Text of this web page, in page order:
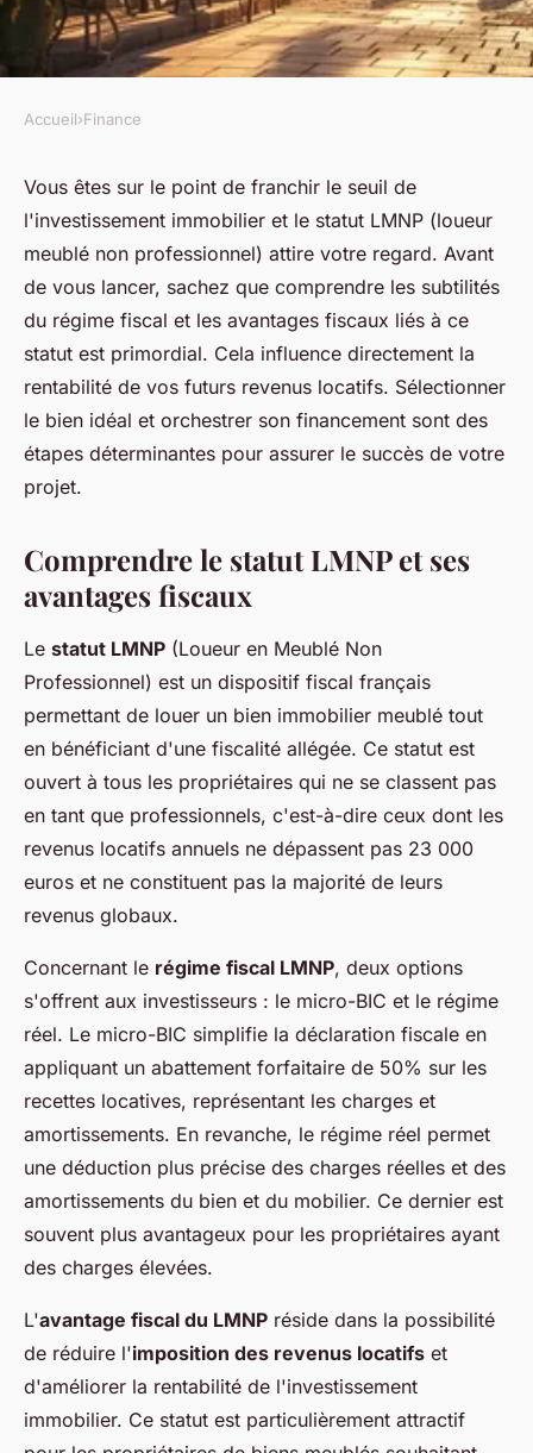
Investissement en lmnp :
conseils pour bien débuter
jean•19 avril 2024•2 min de lecture
Accueil›Finance
Vous êtes sur le point de franchir le seuil de
l'investissement immobilier et le statut LMNP (loueur
meublé non professionnel) attire votre regard. Avant
de vous lancer, sachez que comprendre les subtilités
du régime fiscal et les avantages fiscaux liés à ce
statut est primordial. Cela influence directement la
rentabilité de vos futurs revenus locatifs. Sélectionner
le bien idéal et orchestrer son financement sont des
étapes déterminantes pour assurer le succès de votre
projet.
Comprendre le statut LMNP et ses
avantages fiscaux
Le statut LMNP (Loueur en Meublé Non
Professionnel) est un dispositif fiscal français
permettant de louer un bien immobilier meublé tout
en bénéficiant d'une fiscalité allégée. Ce statut est
ouvert à tous les propriétaires qui ne se classent pas
en tant que professionnels, c'est-à-dire ceux dont les
revenus locatifs annuels ne dépassent pas 23 000
euros et ne constituent pas la majorité de leurs
revenus globaux.
Concernant le régime fiscal LMNP, deux options
s'offrent aux investisseurs : le micro-BIC et le régime
réel. Le micro-BIC simplifie la déclaration fiscale en
appliquant un abattement forfaitaire de 50% sur les
recettes locatives, représentant les charges et
amortissements. En revanche, le régime réel permet
une déduction plus précise des charges réelles et des
amortissements du bien et du mobilier. Ce dernier est
souvent plus avantageux pour les propriétaires ayant
des charges élevées.
L'avantage fiscal du LMNP réside dans la possibilité
de réduire l'imposition des revenus locatifs et
d'améliorer la rentabilité de l'investissement
immobilier. Ce statut est particulièrement attractif